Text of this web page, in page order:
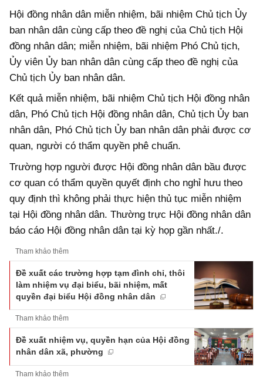
Hội đồng nhân dân miễn nhiệm, bãi nhiệm Chủ tịch Ủy
ban nhân dân cùng cấp theo đề nghị của Chủ tịch Hội
đồng nhân dân; miễn nhiệm, bãi nhiệm Phó Chủ tịch,
Ủy viên Ủy ban nhân dân cùng cấp theo đề nghị của
Chủ tịch Ủy ban nhân dân.
Kết quả miễn nhiệm, bãi nhiệm Chủ tịch Hội đồng nhân
dân, Phó Chủ tịch Hội đồng nhân dân, Chủ tịch Ủy ban
nhân dân, Phó Chủ tịch Ủy ban nhân dân phải được cơ
quan, người có thẩm quyền phê chuẩn.
Trường hợp người được Hội đồng nhân dân bầu được
cơ quan có thẩm quyền quyết định cho nghỉ hưu theo
quy định thì không phải thực hiện thủ tục miễn nhiệm
tại Hội đồng nhân dân. Thường trực Hội đồng nhân dân
báo cáo Hội đồng nhân dân tại kỳ họp gần nhất./.
Tham khảo thêm
Đề xuất các trường hợp tạm đình chỉ, thôi
làm nhiệm vụ đại biểu, bãi nhiệm, mất
quyền đại biểu Hội đồng nhân dân
Tham khảo thêm
Đề xuất nhiệm vụ, quyền hạn của Hội đồng
nhân dân xã, phường
Tham khảo thêm